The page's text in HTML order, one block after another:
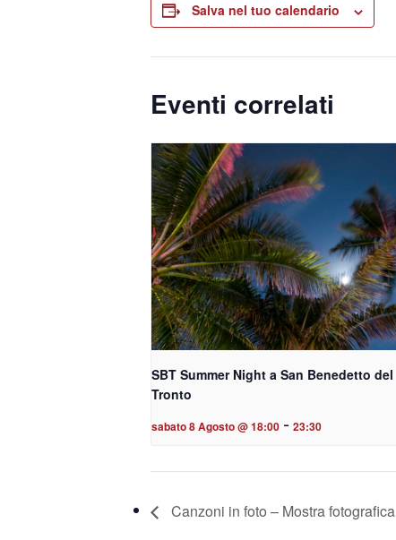
Salva nel tuo calendario
Eventi correlati
SBT Summer Night a San Benedetto del
Tronto
sabato 8 Agosto @ 18:00 - 23:30
Canzoni in foto – Mostra fotografica